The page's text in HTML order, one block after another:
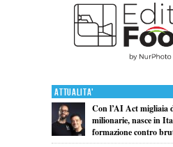
Attualita'
Con l’AI Act migliaia
milionarie, nasce in
formazione contro